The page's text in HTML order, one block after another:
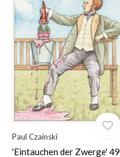
Paul Czainski
'Eintauchen der Zwerge' 49